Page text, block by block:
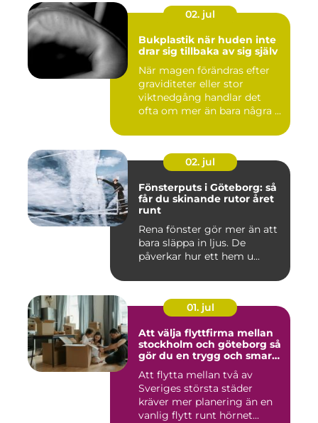
02. jul
Bukplastik när huden inte
drar sig tillbaka av sig själv
När magen förändras efter
graviditeter eller stor
viktnedgång handlar det
ofta om mer än bara några ...
02. jul
Fönsterputs i Göteborg: så
får du skinande rutor året
runt
Rena fönster gör mer än att
bara släppa in ljus. De
påverkar hur ett hem u...
01. jul
Att välja flyttfirma mellan
stockholm och göteborg så
gör du en trygg och smart
Att flytta mellan två av
Sveriges största städer
kräver mer planering än en
vanlig flytt runt hörnet...